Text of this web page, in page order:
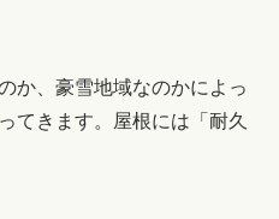
か、豪雪地域なのかによっ
てきます。屋根には「耐久